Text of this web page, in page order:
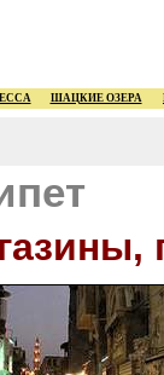
ШАЦКИЕ ОЗЕРА